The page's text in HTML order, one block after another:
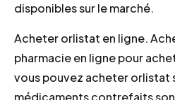
disponibles sur le marché.
Acheter orlistat en ligne.
pharmacie en ligne pour
vous pouvez acheter orlistat
médicaments contrefaits